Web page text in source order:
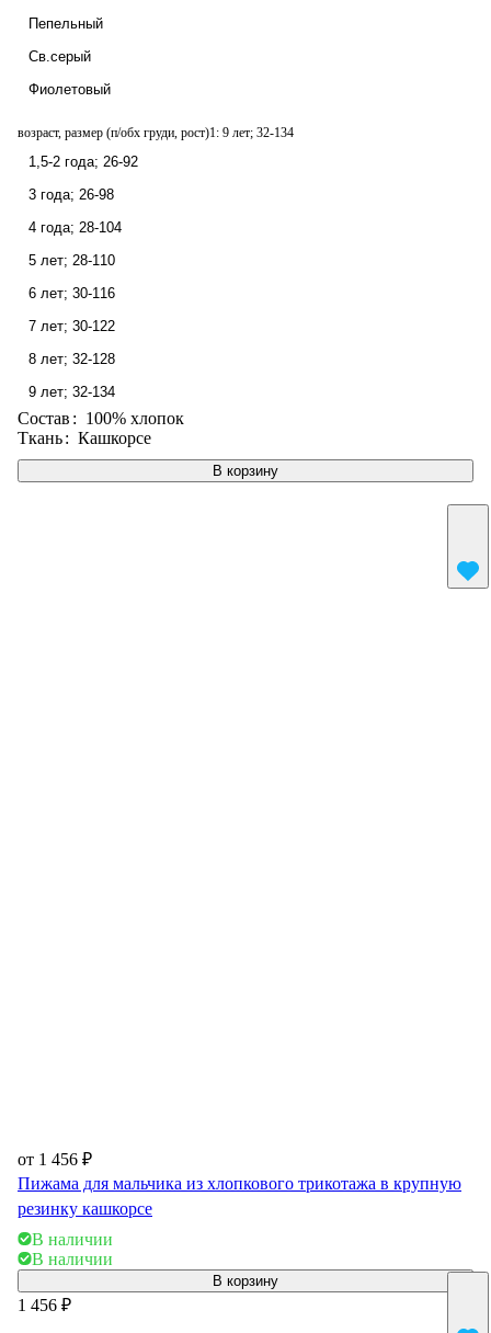
В корзину
Пепельный
Св.серый
Фиолетовый
возраст, размер (п/обх груди, рост)1: 9 лет; 32-134
1,5-2 года; 26-92
3 года; 26-98
4 года; 28-104
5 лет; 28-110
6 лет; 30-116
7 лет; 30-122
8 лет; 32-128
9 лет; 32-134
Состав: 100% хлопок
Ткань: Кашкорсе
от 1 456 ₽
Пижама для мальчика из хлопкового трикотажа в крупную
резинку кашкорсе
В наличии
В наличии
В корзину
1 456 ₽